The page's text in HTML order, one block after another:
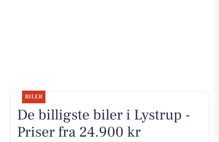
BILER
De billigste biler i Lystrup -
Priser fra 24.900 kr